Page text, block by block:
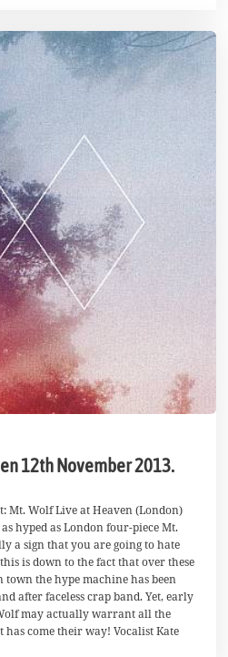
12th November 2013.
Mt. Wolf Live at Heaven (London)
hyped as London four-piece Mt.
a sign that you are going to hate
is down to the fact that over these
the hype machine has been
after faceless crap band. Yet, early
may actually warrant all the
come their way! Vocalist Kate